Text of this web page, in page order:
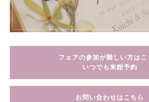
フェアの参加が難しい方はこ
いつでも来館予約
お問い合わせはこちら